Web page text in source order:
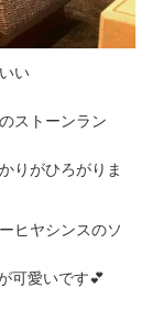
い
ストーンラン
りがひろがりま
ヒヤシンスのソ
可愛いです💕